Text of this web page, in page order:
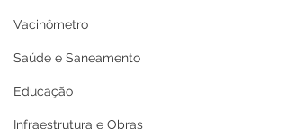
Vacinômetro
Saúde e Saneamento
Educação
Infraestrutura e Obras